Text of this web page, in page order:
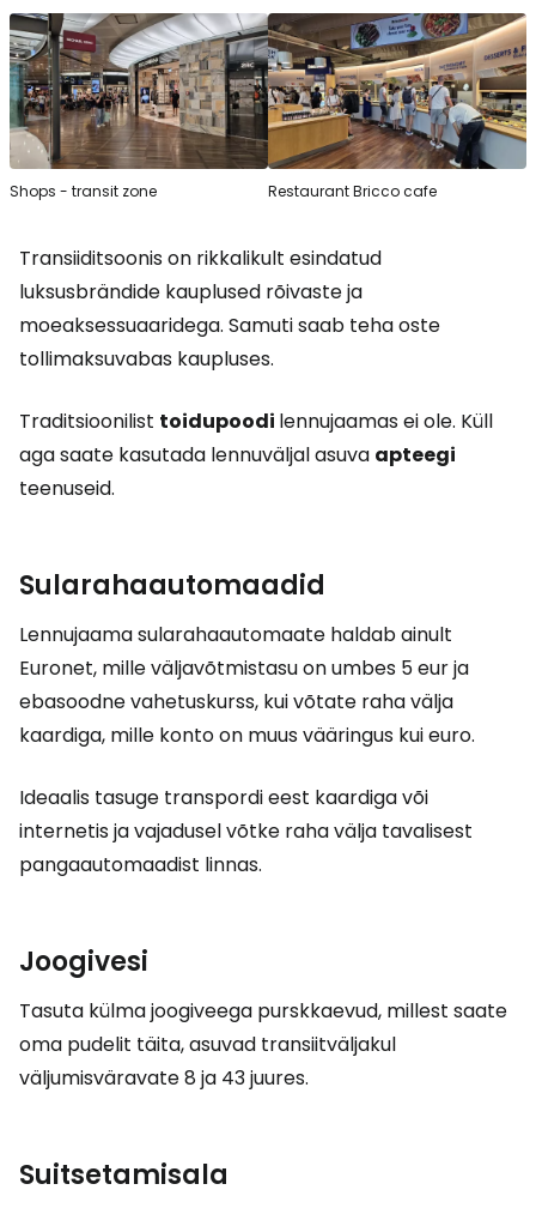
Shops - transit zone Restaurant Bricco cafe
Transiiditsoonis on rikkalikult esindatud
luksusbrändide kauplused rõivaste ja
moeaksessuaaridega. Samuti saab teha oste
tollimaksuvabas kaupluses.
Traditsioonilist toidupoodi lennujaamas ei ole. Küll
aga saate kasutada lennuväljal asuva apteegi
teenuseid.
Sularahaautomaadid
Lennujaama sularahaautomaate haldab ainult
Euronet, mille väljavõtmistasu on umbes 5 eur ja
ebasoodne vahetuskurss, kui võtate raha välja
kaardiga, mille konto on muus vääringus kui euro.
Ideaalis tasuge transpordi eest kaardiga või
internetis ja vajadusel võtke raha välja tavalisest
pangaautomaadist linnas.
Joogivesi
Tasuta külma joogiveega purskkaevud, millest saate
oma pudelit täita, asuvad transiitväljakul
väljumisväravate 8 ja 43 juures.
Suitsetamisala